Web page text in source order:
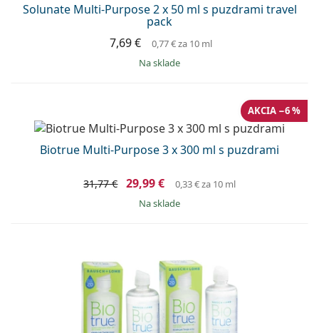
Solunate Multi-Purpose 2 x 50 ml s puzdrami travel
pack
7,69 €
0,77 €za 10 ml
na sklade
Biotrue Multi-Purpose 3 x 300 ml s puzdrami
AKCIA −6 %
31,77 € 29,99 € 0,33 €za 10 ml
na sklade